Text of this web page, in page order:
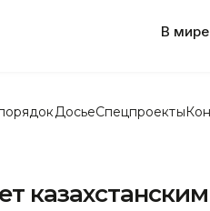
В мире
ДосьеСпецпроекты